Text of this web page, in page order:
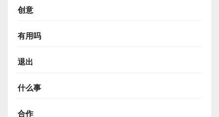
创意
有用吗
退出
什么事
合作